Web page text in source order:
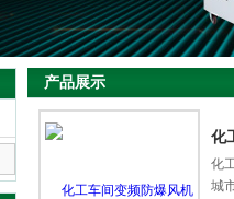
产品展示
化
化
城